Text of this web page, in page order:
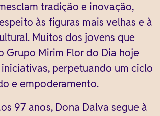
tradição e inovação,
às figuras mais velhas e à
Muitos dos jovens que
Grupo Mirim Flor do Dia hoje
iniciativas, perpetuando um ciclo
e empoderamento.
97 anos, Dona Dalva segue à